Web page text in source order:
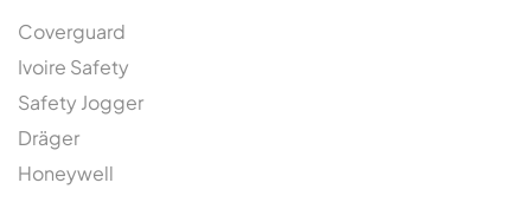
Coverguard
Ivoire Safety
Safety Jogger
Dräger
Honeywell